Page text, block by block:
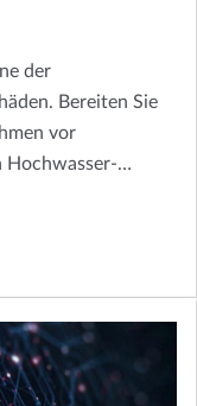
der
Bereiten Sie
vor
Hochwasser-